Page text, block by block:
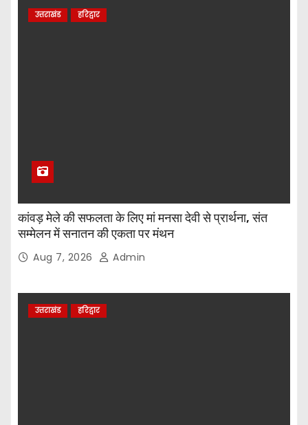
उत्तराखंड हरिद्वार
कांवड़ मेले की सफलता के लिए मां मनसा देवी से प्रार्थना, संत
सम्मेलन में सनातन की एकता पर मंथन
Aug 7, 2026 Admin
उत्तराखंड हरिद्वार